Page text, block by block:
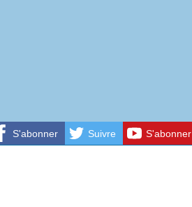
S'abonner Suivre S'abonner